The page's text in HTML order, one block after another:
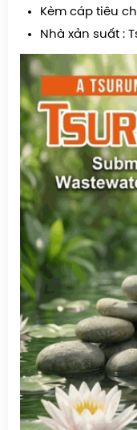
Kèm cáp tiêu
Nhà xản suất :